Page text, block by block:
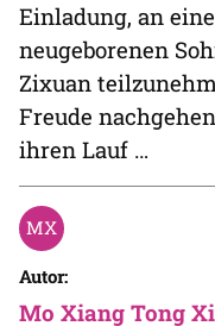
Einladung, an
neugeborenen
Zixuan
Freude
ihren Lauf …
Autor:
Mo Xiang Tong